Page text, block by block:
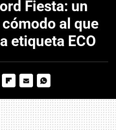
Fiesta: un
al que
etiqueta ECO
MAIL